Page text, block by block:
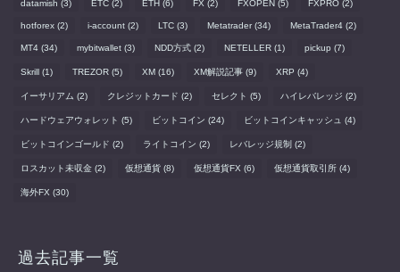
datamish (3) ETC (2) ETH (6) FX (2) FXOPEN (5) FXPRO (2)
hotforex (2) i-account (2) LTC (3) Metatrader(34) MetaTrader4 (2)
MT4 (34) mybitwallet (3) NDD方式 (2) NETELLER (1) pickup (7)
Skrill (1) TREZOR (5) XM (16) XM解説記事 (9) XRP (4)
イーサリアム (2) クレジットカード (2) セレクト (5) ハイレバレッジ (2)
ハードウェアウォレット (5) ビットコイン (24) ビットコインキャッシュ (4)
ビットコインゴールド (2) ライトコイン (2) レバレッジ規制 (2)
ロスカット未収金 (2) 仮想通貨 (8) 仮想通貨FX (6) 仮想通貨取引所 (4)
海外FX (30)
過去記事一覧